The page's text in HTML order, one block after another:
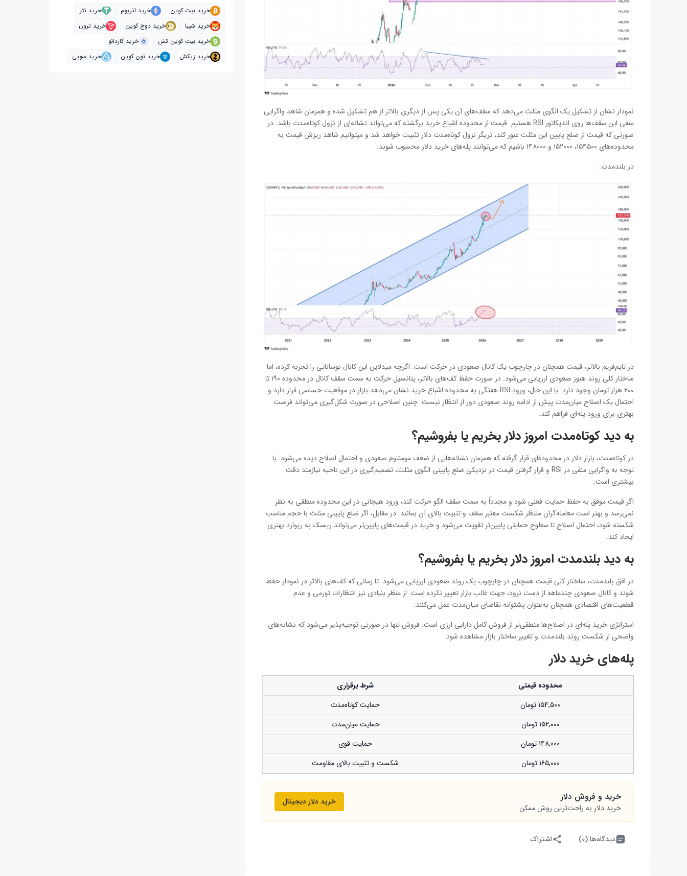
نمودار نشان از تشکیل یک الگوی مثلث می‌دهد که سقف‌های آن یکی پس از دیگری بالاتر از هم تشکیل شده و همزمان شاهد واگرایی
منفی این سقف‌ها روی اندیکاتور RSI هستیم. قیمت از محدوده اشباع خرید برگشته که می‌تواند نشانه‌ای از نزول کوتاه‌مدت باشد. در
صورتی که قیمت از ضلع پایین این مثلث عبور کند، تریگر نزول کوتاه‌مدت دلار تثبیت خواهد شد و می‎توانیم شاهد ریزش قیمت به
محدوده‌های ۱۵۴۵۰۰، ۱۵۲۰۰۰ و ۱۴۸۰۰۰ باشیم که می‌توانند پله‌های خرید دلار محسوب شوند.
در بلندمدت:
در تایم‌فریم بالاتر، قیمت همچنان در چارچوب یک کانال صعودی در حرکت است. اگرچه میدلاین این کانال نوساناتی را تجربه کرده، اما
ساختار کلی روند هنوز صعودی ارزیابی می‌شود. در صورت حفظ کف‌های بالاتر، پتانسیل حرکت به سمت سقف کانال در محدوده ۱۹۰ تا
۲۰۰ هزار تومان وجود دارد. با این حال، ورود RSI هفتگی به محدوده اشباع خرید نشان می‌دهد بازار در موقعیت حساسی قرار دارد و
احتمال یک اصلاح میان‌مدت پیش از ادامه روند صعودی دور از انتظار نیست. چنین اصلاحی در صورت شکل‌گیری می‌تواند فرصت
بهتری برای ورود پله‌ای فراهم کند.
به دید کوتاه‌مدت امروز دلار بخریم یا بفروشیم؟
در کوتاه‌مدت، بازار دلار در محدوده‌ای قرار گرفته که همزمان نشانه‌هایی از ضعف مومنتوم صعودی و احتمال اصلاح دیده می‌شود. با
توجه به واگرایی منفی در RSI و قرار گرفتن قیمت در نزدیکی ضلع پایینی الگوی مثلث، تصمیم‌گیری در این ناحیه نیازمند دقت
بیشتری است.
اگر قیمت موفق به حفظ حمایت فعلی شود و مجدداً به سمت سقف الگو حرکت کند، ورود هیجانی در این محدوده منطقی به نظر
نمی‌رسد و بهتر است معامله‌گران منتظر شکست معتبر سقف و تثبیت بالای آن بمانند. در مقابل، اگر ضلع پایینی مثلث با حجم مناسب
شکسته شود، احتمال اصلاح تا سطوح حمایتی پایین‌تر تقویت می‌شود و خرید در قیمت‌های پایین‌تر می‌تواند ریسک به ریوارد بهتری
ایجاد کند.
به دید بلند‌مدت امروز دلار بخریم یا بفروشیم؟
در افق بلندمدت، ساختار کلی قیمت همچنان در چارچوب یک روند صعودی ارزیابی می‌شود. تا زمانی که کف‌های بالاتر در نمودار حفظ
شوند و کانال صعودی چندماهه از دست نرود، جهت غالب بازار تغییر نکرده است. از منظر بنیادی نیز انتظارات تورمی و عدم
قطعیت‌های اقتصادی همچنان به‌عنوان پشتوانه تقاضای میان‌مدت عمل می‌کنند.
استراتژی خرید پله‌ای در اصلاح‌ها منطقی‌تر از فروش کامل دارایی ارزی است. فروش تنها در صورتی توجیه‌پذیر می‌شود که نشانه‌های
واضحی از شکست روند بلندمدت و تغییر ساختار بازار مشاهده شود.
پله‌های خرید دلار
محدوده قیمتی
شرط برقراری
۱۵۴,۵۰۰ تومان
حمایت کوتاه‌مدت
۱۵۲,۰۰۰ تومان
حمایت میان‌مدت
۱۴۸,۰۰۰ تومان
حمایت قوی
۱۶۵,۰۰۰ تومان
شکست و تثبیت بالای مقاومت
خرید و فروش دلار
خرید دلار به راحت‌ترین روش ممکن
خرید دلار دیجیتال
دیدگاه‌ها (۰) اشتراک
خرید بیت کوین خرید اتریوم
خرید تتر
خرید شیبا
خرید دوج کوین
خرید ترون
خرید بیت کوین کش
خرید کاردانو
خرید زیکش
خرید تون کوین خرید سویی